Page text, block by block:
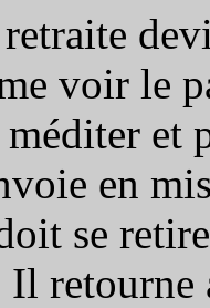
retraite
voir le
et
en
se
retourne